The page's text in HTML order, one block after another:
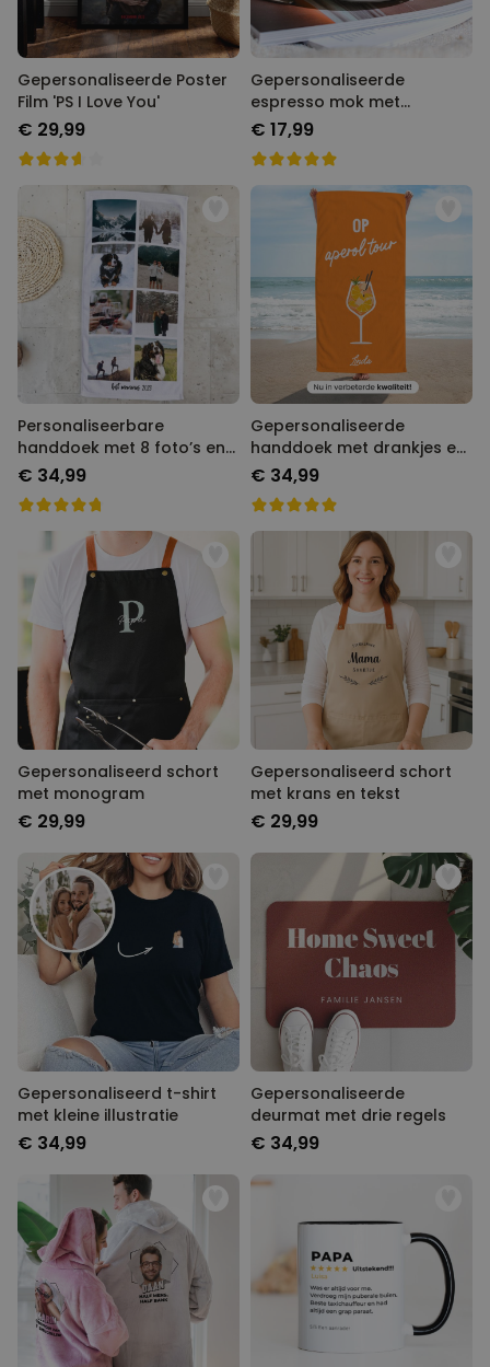
Gepersonaliseerde Poster
Film 'PS I Love You'
€ 29,99
Gepersonaliseerde
espresso mok met
monogram
€ 17,99
Personaliseerbare
handdoek met 8 foto’s en
tekst
€ 34,99
Gepersonaliseerde
handdoek met drankjes en
tekst
€ 34,99
Gepersonaliseerd schort
met monogram
€ 29,99
Gepersonaliseerd schort
met krans en tekst
€ 29,99
Gepersonaliseerd t-shirt
met kleine illustratie
€ 34,99
Gepersonaliseerde
deurmat met drie regels
€ 34,99